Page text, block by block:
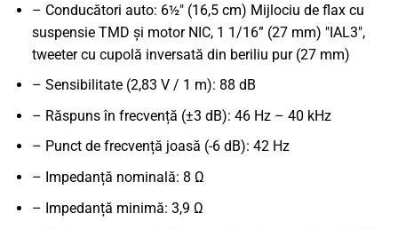
– Conducători auto: 6½" (16,5 cm) Mijlociu de flax cu
suspensie TMD și motor NIC, 1 1/16” (27 mm) "IAL3",
tweeter cu cupolă inversată din beriliu pur (27 mm)
– Sensibilitate (2,83 V / 1 m): 88 dB
– Răspuns în frecvență (±3 dB): 46 Hz – 40 kHz
– Punct de frecvență joasă (-6 dB): 42 Hz
– Impedanță nominală: 8 Ω
– Impedanță minimă: 3,9 Ω